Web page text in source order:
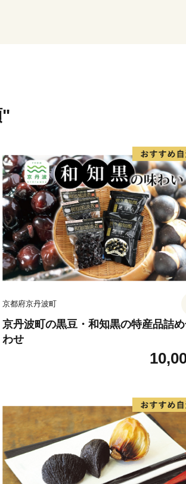
橋）を建設しま
めたものです。
える”（小野道
をかえる」「古
っかけ、ネーミ
【印南町の農林
農業は、温暖な
した刺し網漁
れ、沖合ではイ
象とした敷き
延べ縄漁業な
印南町を祭り一
の秋祭りのトッ
合同秋季祭礼で
宇杉八幡神社の
み、祭装束の
"
京都府京丹波町
京丹波町の黒豆・和知黒の特産品詰
わせ